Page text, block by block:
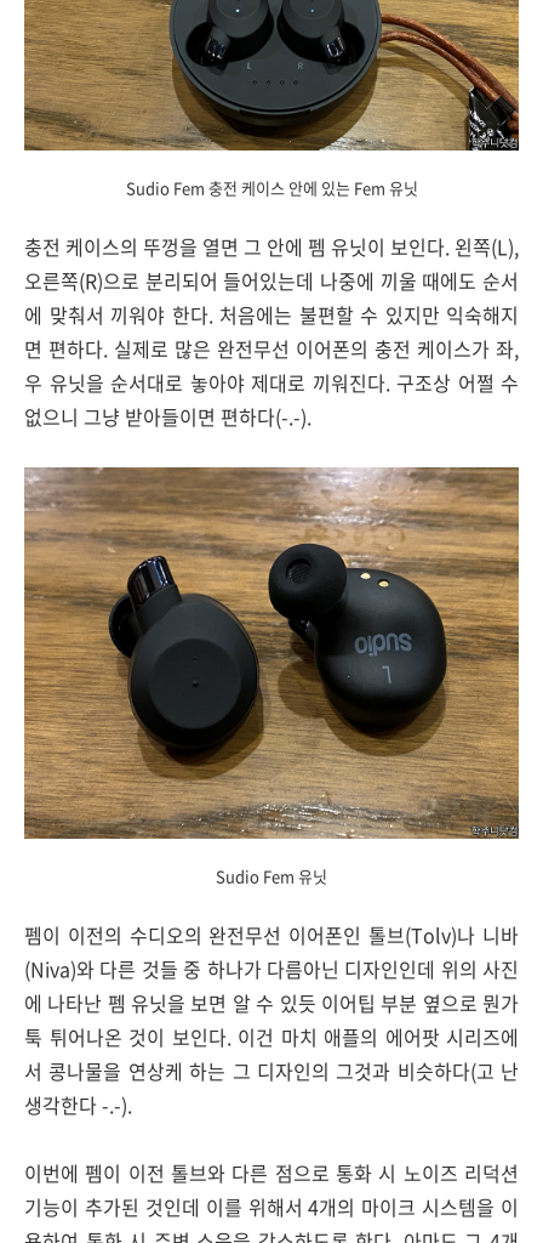
Sudio Fem 충전 케이스 안에 있는 Fem 유닛
충전 케이스의 뚜껑을 열면 그 안에 펨 유닛이 보인다. 왼쪽(L),
오른쪽(R)으로 분리되어 들어있는데 나중에 끼울 때에도 순서
에 맞춰서 끼워야 한다. 처음에는 불편할 수 있지만 익숙해지
면 편하다. 실제로 많은 완전무선 이어폰의 충전 케이스가 좌,
우 유닛을 순서대로 놓아야 제대로 끼워진다. 구조상 어쩔 수
없으니 그냥 받아들이면 편하다(-.-).
Sudio Fem 유닛
펨이 이전의 수디오의 완전무선 이어폰인 톨브(Tolv)나 니바
(Niva)와 다른 것들 중 하나가 다름아닌 디자인인데 위의 사진
에 나타난 펨 유닛을 보면 알 수 있듯 이어팁 부분 옆으로 뭔가
툭 튀어나온 것이 보인다. 이건 마치 애플의 에어팟 시리즈에
서 콩나물을 연상케 하는 그 디자인의 그것과 비슷하다(고 난
생각한다 -.-).
이번에 펨이 이전 톨브와 다른 점으로 통화 시 노이즈 리덕션
기능이 추가된 것인데 이를 위해서 4개의 마이크 시스템을 이